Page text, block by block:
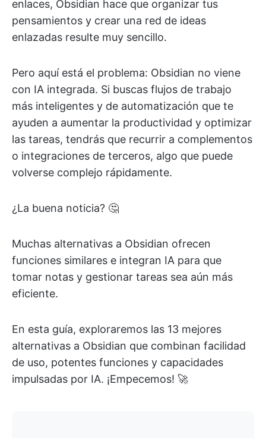
enlaces, Obsidian hace que organizar tus
pensamientos y crear una red de ideas
enlazadas resulte muy sencillo.
Pero aquí está el problema: Obsidian no viene
con IA integrada. Si buscas flujos de trabajo
más inteligentes y de automatización que te
ayuden a aumentar la productividad y optimizar
las tareas, tendrás que recurrir a complementos
o integraciones de terceros, algo que puede
volverse complejo rápidamente.
¿La buena noticia? 🤔
Muchas alternativas a Obsidian ofrecen
funciones similares e integran IA para que
tomar notas y gestionar tareas sea aún más
eficiente.
En esta guía, exploraremos las 13 mejores
alternativas a Obsidian que combinan facilidad
de uso, potentes funciones y capacidades
impulsadas por IA. ¡Empecemos! 🚀